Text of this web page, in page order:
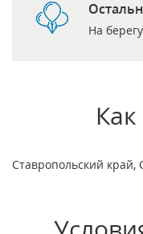
На берегу
Ставропольский край,